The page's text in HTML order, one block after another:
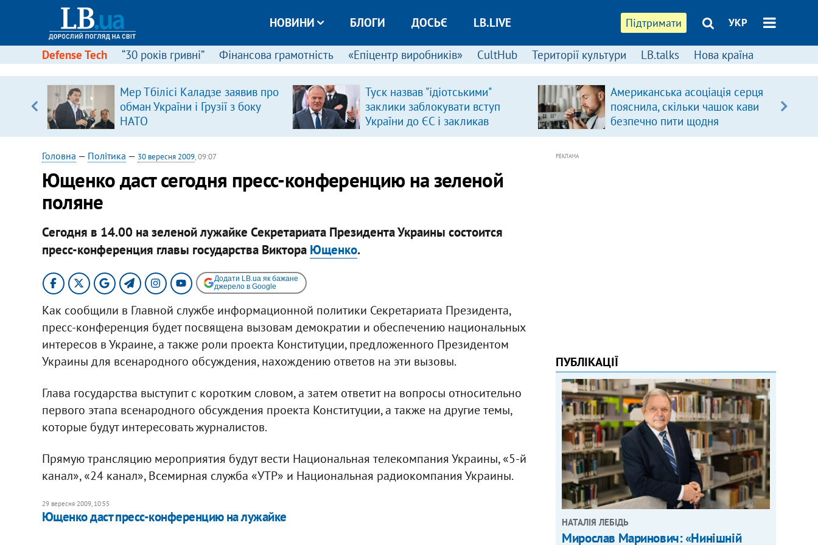
Підтримати УКР
НОВИНИ БЛОГИ ДОСЬЄ LB.LIVE
Defense Tech “30 років гривні” Фінансова грамотність «Епіцентр виробників» CultHub Території культури LB.talks Нова країна
Мер Тбілісі Каладзе заявив про
обман України і Грузії з боку
НАТО
Туск назвав "ідіотськими"
заклики заблокувати вступ
України до ЄС і закликав
припинити антиукраїнську
Американська асоціація серця
пояснила, скільки чашок кави
безпечно пити щодня
Головна — Політика — 30 вересня 2009, 09:07
Ющенко даст сегодня пресс-конференцию на зеленой
поляне
Сегодня в 14.00 на зеленой лужайке Секретариата Президента Украины состоится
пресс-конференция главы государства Виктора Ющенко.
Додати LB.ua як бажане
джерело в Google
Как сообщили в Главной службе информационной политики Секретариата Президента,
пресс-конференция будет посвящена вызовам демократии и обеспечению национальных
интересов в Украине, а также роли проекта Конституции, предложенного Президентом
Украины для всенародного обсуждения, нахождению ответов на эти вызовы.
Глава государства выступит с коротким словом, а затем ответит на вопросы относительно
первого этапа всенародного обсуждения проекта Конституции, а также на другие темы,
которые будут интересовать журналистов.
Прямую трансляцию мероприятия будут вести Национальная телекомпания Украины, «5-й
канал», «24 канал», Всемирная служба «УТР» и Национальная радиокомпания Украины.
29 вересня 2009, 10:55
Ющенко даст пресс-конференцию на лужайке
РЕКЛАМА
ПУБЛІКАЦІЇ
НАТАЛІЯ ЛЕБІДЬ
Мирослав Маринович: «Нинішній